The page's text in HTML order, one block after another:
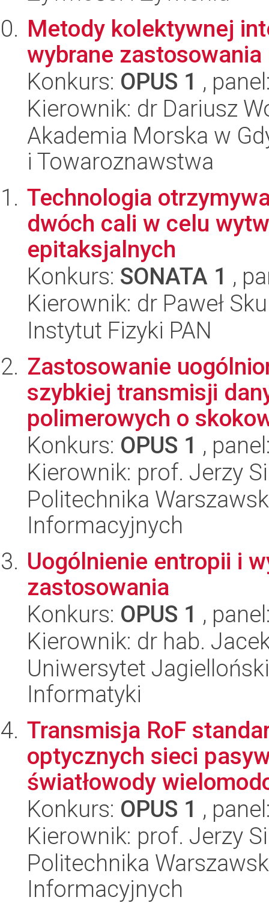
Metody kolektywnej
wybrane zastosowania
Konkurs: OPUS 1 ,
Kierownik: dr Dariusz
Akademia Morska w
i Towaroznawstwa
Technologia
dwóch cali w celu
epitaksjalnych
Konkurs: SONATA 1 ,
Kierownik: dr Paweł
Instytut Fizyki PAN
Zastosowanie
szybkiej transmisji
polimerowych o
Konkurs: OPUS 1 ,
Kierownik: prof. Jerzy
Politechnika
Informacyjnych
Uogólnienie entropii i
zastosowania
Konkurs: OPUS 1 ,
Kierownik: dr hab.
Uniwersytet
Informatyki
Transmisja RoF
optycznych sieci
światłowody
Konkurs: OPUS 1 ,
Kierownik: prof. Jerzy
Politechnika
Informacyjnych